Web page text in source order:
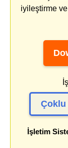
iyileştirme ve
İşletim